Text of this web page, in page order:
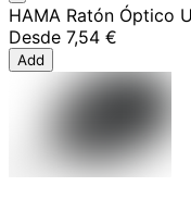
HAMA Ratón Óptico
Desde 7,54 €
Add